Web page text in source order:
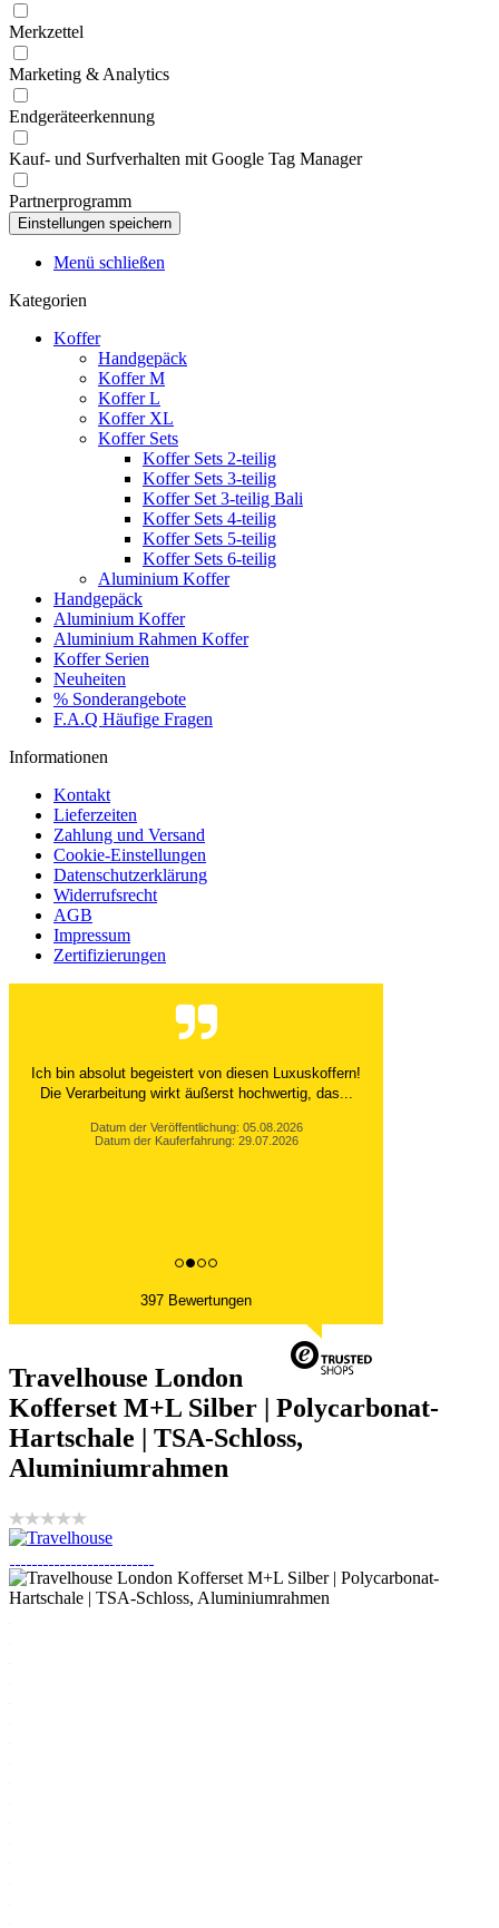
Merkzettel
Marketing & Analytics
Endgeräteerkennung
Kauf- und Surfverhalten mit Google Tag Manager
Partnerprogramm
Menü schließen
Kategorien
Koffer
Handgepäck
Koffer M
Koffer L
Koffer XL
Koffer Sets
Koffer Sets 2-teilig
Koffer Sets 3-teilig
Koffer Set 3-teilig Bali
Koffer Sets 4-teilig
Koffer Sets 5-teilig
Koffer Sets 6-teilig
Aluminium Koffer
Handgepäck
Aluminium Koffer
Aluminium Rahmen Koffer
Koffer Serien
Neuheiten
% Sonderangebote
F.A.Q Häufige Fragen
Informationen
Kontakt
Lieferzeiten
Zahlung und Versand
Cookie-Einstellungen
Datenschutzerklärung
Widerrufsrecht
AGB
Impressum
Zertifizierungen
Ich bin absolut begeistert von diesen Luxuskoffern!
Die Verarbeitung wirkt äußerst hochwertig, das...
Datum der Veröffentlichung: 05.08.2026
Datum der Kauferfahrung: 29.07.2026
397 Bewertungen
Travelhouse London
Kofferset M+L Silber | Polycarbonat-
Hartschale | TSA-Schloss,
Aluminiumrahmen